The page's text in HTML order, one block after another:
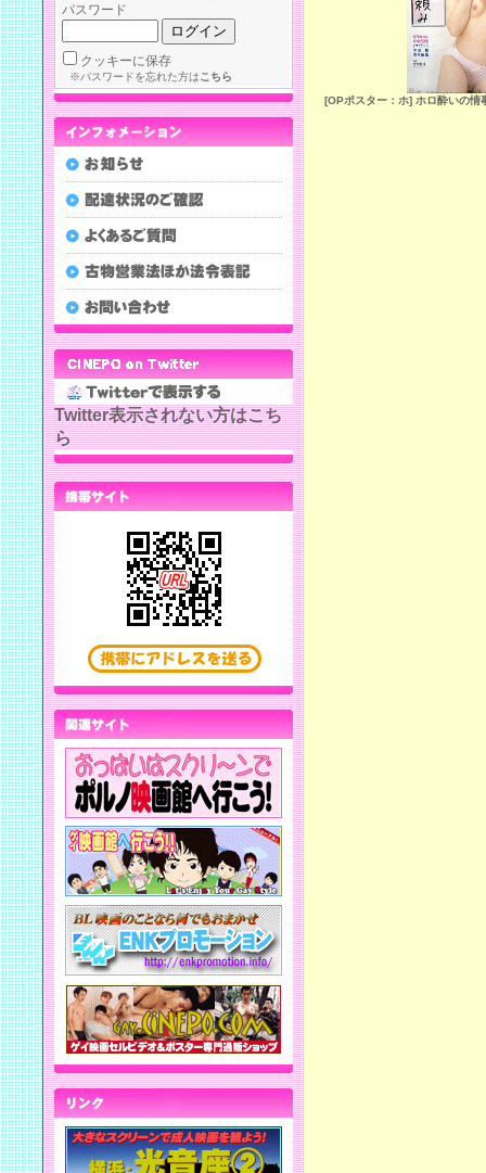
[OPポスター：ホ] ホロ酔いの
パスワード
クッキーに保存
※パスワードを忘れた方はこちら
Twitter表示されない方はこち
ら